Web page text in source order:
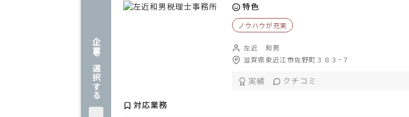
企業を選択する
特色
ノウハウが充実
左近 和男
滋賀県東近江市佐野町３８３−７
実績 クチコミ
対応業務